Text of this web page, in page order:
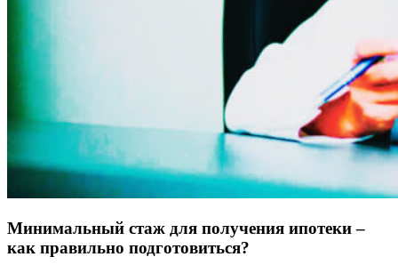
Минимальный стаж для получения ипотеки –
как правильно подготовиться?